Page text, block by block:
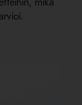
mikä